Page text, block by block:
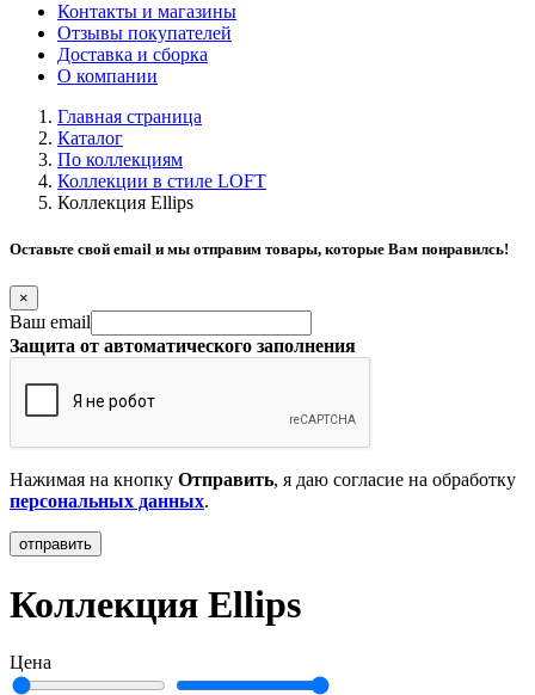
Контакты и магазины
Отзывы покупателей
Доставка и сборка
О компании
Главная страница
Каталог
По коллекциям
Коллекции в стиле LOFT
Коллекция Ellips
Оставьте свой email и мы отправим товары, которые Вам понравилсь!
×
Ваш email
Защита от автоматического заполнения
Нажимая на кнопку Отправить, я даю согласие на обработку
персональных данных.
Коллекция Ellips
Цена